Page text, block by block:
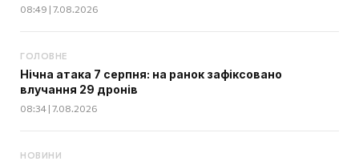
08:49 | 7.08.2026
ГОЛОВНЕ
Нічна атака 7 серпня: на ранок зафіксовано
влучання 29 дронів
08:34 | 7.08.2026
НОВИНИ